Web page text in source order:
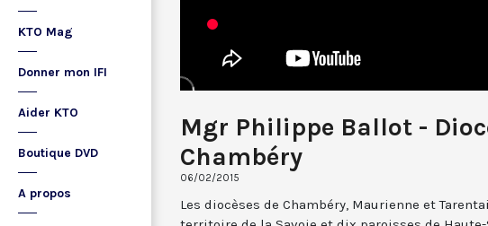
KTO Mag
Donner mon IFI
Aider KTO
Boutique DVD
A propos
Mgr Philippe Ballot -
Chambéry
06/02/2015
Les diocèses de Chambéry, Maurienne et